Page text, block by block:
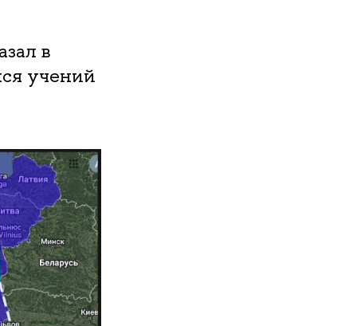
в
учений